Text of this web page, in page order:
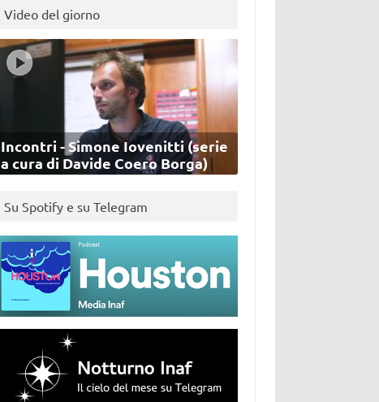
Video del giorno
Incontri - Simone Iovenitti (serie
a cura di Davide Coero Borga)
Su Spotify e su Telegram